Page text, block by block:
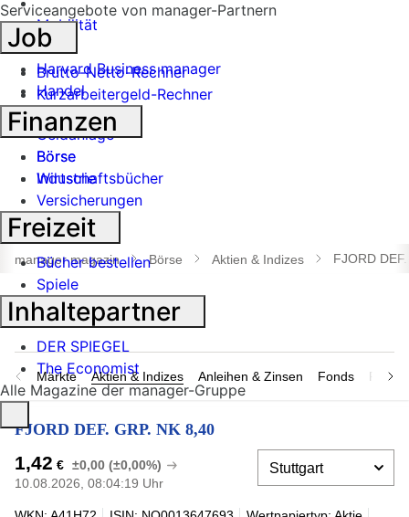
Mobilität
Tech
Harvard Business manager
Handel
Banken
Geldanlage
Börse
Industrie
Suche
öffnen
manager magazin Börse Aktien & Indizes FJORD
Märkte Aktien & Indizes Anleihen & Zinsen Fonds
FJORD DEF. GRP. NK 8,40
1,42 € ±0,00 (±0,00%)
10.08.2026, 08:04:19 Uhr
Serviceangebote von manager-Partnern
Job
Brutto-Netto-Rechner
Kurzarbeitergeld-Rechner
Finanzen
Börse
Wirtschaftsbücher
Versicherungen
Freizeit
Bücher bestellen
Spiele
Inhaltepartner
DER SPIEGEL
The Economist
Alle Magazine der manager-Gruppe